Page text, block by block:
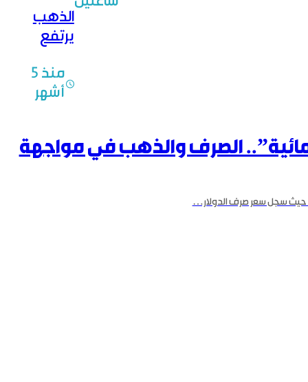
يتراجع إلى
118.2 ليرة!
الذهب
يرتفع
بالمئة
بواقع
منذ 5
أشهر
الصرف والذهب في مواجهة